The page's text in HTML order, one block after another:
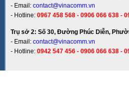
- Email: contact@vinacomm.vn
- Hotline: 0967 458 568 - 0906 066 638 -
Trụ sở 2: Số 30, Đường Phúc Diễn,
- Email: contact@vinacomm.vn
- Hotline: 0942 547 456 - 0906 066 638 -